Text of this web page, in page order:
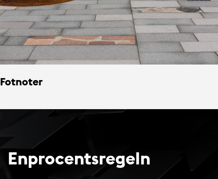
Fotnoter
Enprocentsregeln